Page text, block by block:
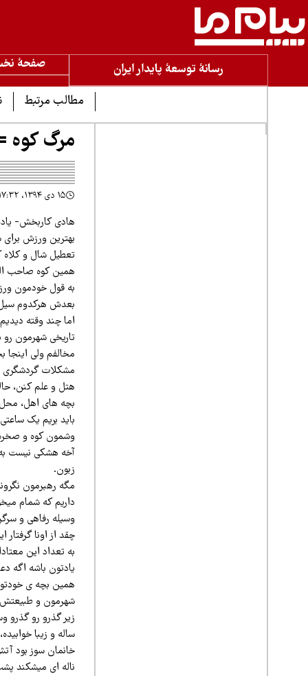
رسانۀ توسعۀ پایدار ایران صفحۀ
مطالب مرتبط
مرگ کوه
۱۵ دی ۱۳۹۴، ۱۷:۳۲
هادی کاربخش-
بهترین ورزش
تعطیل شال و کلاه
همین کوه صاحب
بعدش هرکدوم
اما چند وقته
تاریخی شهرمون
مخالفم ولی
مشکلات گردشگری
هتل و علم کنن،
بچه های اهل،
باید بریم یک
وشمون کوه و
آخه هشکی نیست به
زبون.
مگه رهبرمون
داریم که شمام
وسیله رفاهی و
چقد از اونا
به تعداد این
یادتون باشه اگه
همین بچه ی
شهرمون و طبیعتش
زیر گذرو رو
ساله و زیبا
خانمان سوز بود
ناله ای میشکند